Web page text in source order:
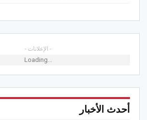
- الإعلانات -
Loading...
أحدث الأخبار